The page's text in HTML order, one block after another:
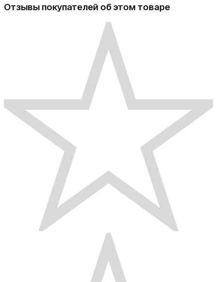
Отзывы покупателей об этом товаре